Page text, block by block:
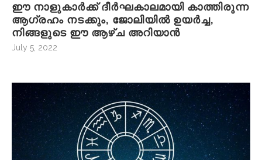
ഈ നാളുകാർക്ക് ദീർഘകാലമായി കാത്തിരുന്ന
ആഗ്രഹം നടക്കും, ജോലിയിൽ ഉയർച്ച,
നിങ്ങളുടെ ഈ ആഴ്ച അറിയാൻ
July 5, 2022